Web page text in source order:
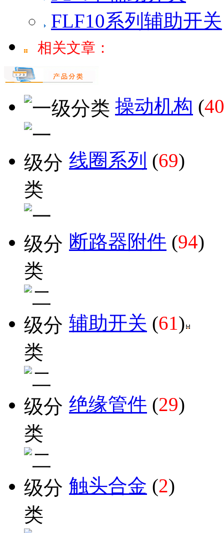
FLF10系列辅助开关
相关文章：
操动机构 (
线圈系列 (69)
断路器附件 (94)
辅助开关 (61)
绝缘管件 (29)
触头合金 (2)